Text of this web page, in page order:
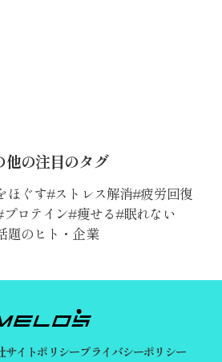
他の注目のタグ
ほぐす ストレス解消 疲労回復
プロテイン 痩せる 眠れない
題のヒト・企業
サイトポリシープライバシーポリシー